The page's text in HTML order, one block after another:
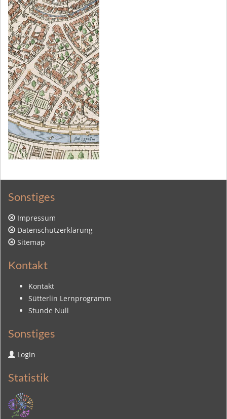
Sonstiges
Impressum
Datenschutzerklärung
Sitemap
Kontakt
Kontakt
Sütterlin Lernprogramm
Stunde Null
Sonstiges
Login
Statistik